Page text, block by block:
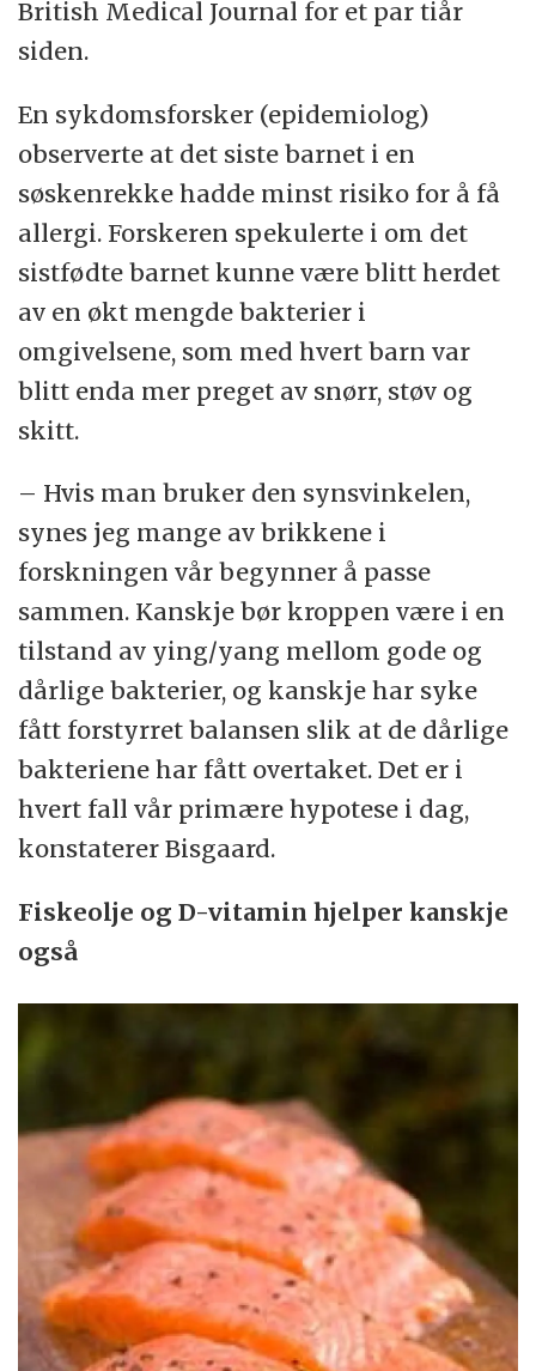
British Medical Journal for et par tiår
siden.
En sykdomsforsker (epidemiolog)
observerte at det siste barnet i en
søskenrekke hadde minst risiko for å få
allergi. Forskeren spekulerte i om det
sistfødte barnet kunne være blitt herdet
av en økt mengde bakterier i
omgivelsene, som med hvert barn var
blitt enda mer preget av snørr, støv og
skitt.
– Hvis man bruker den synsvinkelen,
synes jeg mange av brikkene i
forskningen vår begynner å passe
sammen. Kanskje bør kroppen være i en
tilstand av ying/yang mellom gode og
dårlige bakterier, og kanskje har syke
fått forstyrret balansen slik at de dårlige
bakteriene har fått overtaket. Det er i
hvert fall vår primære hypotese i dag,
konstaterer Bisgaard.
Fiskeolje og D-vitamin hjelper kanskje
også